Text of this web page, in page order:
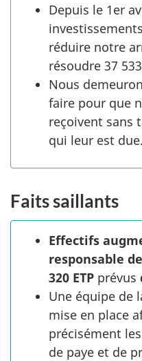
Depuis le 1er
réduire notre
résoudre 37
Nous
faire pour que
reçoivent sans
qui leur est due.
Faits saillants
Effectifs
responsable
320 ETP prévus
Une équipe de
mise en place
précisément
de paye et de